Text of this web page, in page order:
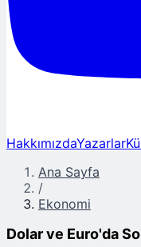
HakkımızdaYazarlar
Ana Sayfa
/
Ekonomi
Dolar ve Euro'da